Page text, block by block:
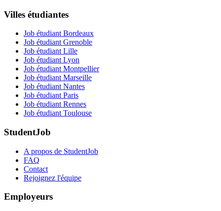
Villes étudiantes
Job étudiant Bordeaux
Job étudiant Grenoble
Job étudiant Lille
Job étudiant Lyon
Job étudiant Montpellier
Job étudiant Marseille
Job étudiant Nantes
Job étudiant Paris
Job étudiant Rennes
Job étudiant Toulouse
StudentJob
A propos de StudentJob
FAQ
Contact
Rejoignez l'équipe
Employeurs